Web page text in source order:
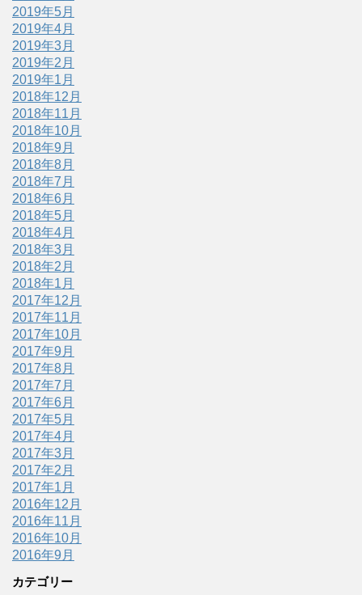
2019年5月
2019年4月
2019年3月
2019年2月
2019年1月
2018年12月
2018年11月
2018年10月
2018年9月
2018年8月
2018年7月
2018年6月
2018年5月
2018年4月
2018年3月
2018年2月
2018年1月
2017年12月
2017年11月
2017年10月
2017年9月
2017年8月
2017年7月
2017年6月
2017年5月
2017年4月
2017年3月
2017年2月
2017年1月
2016年12月
2016年11月
2016年10月
2016年9月
カテゴリー